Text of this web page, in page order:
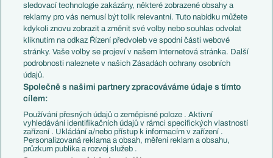
Přestupy
Přestupové spekulace
Zranění
Kluby
Arsenal FC
Chelsea FC
Manchester United
AC Milán
Juventus FC
Bayern Mnichov
FC Barcelona
Real Madrid
Přestupy
Zápasy
Livescore
Tipovací soutěž
sledovací technologie zakázány, některé zobrazené obsahy a
reklamy pro vás nemusí být tolik relevantní. Tuto nabídku můžete
kdykoli znovu zobrazit a změnit své volby nebo souhlas odvolat
kliknutím na odkaz Řízení předvoleb ve spodní části webové
stránky. Vaše volby se projeví v našem Internetová stránka. Další
podrobnosti naleznete v našich Zásadách ochrany osobních
údajů.
Společně s našimi partnery zpracováváme údaje s tímto
cílem:
Používání přesných údajů o zeměpisné poloze . Aktivní
vyhledávání identifikačních údajů v rámci specifických vlastností
zařízení . Ukládání a/nebo přístup k informacím v zařízení .
Personalizovaná reklama a obsah, měření reklam a obsahu,
průzkum publika a rozvoj služeb .